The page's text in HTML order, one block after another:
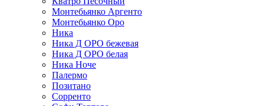
Монтебьянко Аргенто
Монтебьянко Оро
Ника
Ника Д ОРО бежевая
Ника Д ОРО белая
Ника Ноче
Палермо
Позитано
Сорренто